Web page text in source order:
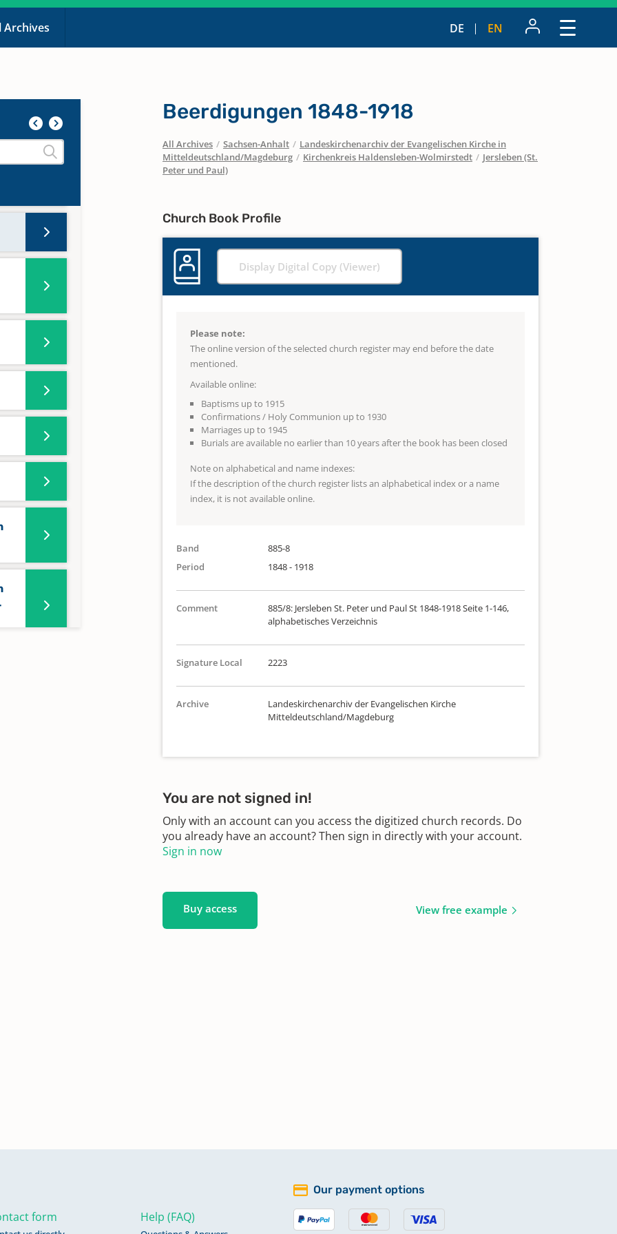
Archives DE EN
Beerdigungen 1848-1918
All Archives / Sachsen-Anhalt / Landeskirchenarchiv der Evangelischen Kirche in
Mitteldeutschland/Magdeburg / Kirchenkreis Haldensleben-Wolmirstedt / Jersleben (St.
Peter und Paul)
Church Book Profile
Display Digital Copy (Viewer)
Please note:
The online version of the selected church register may end before the date
mentioned.
Available online:
Baptisms up to 1915
Confirmations / Holy Communion up to 1930
Marriages up to 1945
Burials are available no earlier than 10 years after the book has been closed
Note on alphabetical and name indexes:
If the description of the church register lists an alphabetical index or a name
index, it is not available online.
Band
885-8
Period
1848 - 1918
Comment
885/8: Jersleben St. Peter und Paul St 1848-1918 Seite 1-146,
alphabetisches Verzeichnis
Signature Local 2223
Archive
Landeskirchenarchiv der Evangelischen Kirche
Mitteldeutschland/Magdeburg
You are not signed in!
Only with an account can you access the digitized church records. Do
you already have an account? Then sign in directly with your account.
Sign in now
Buy access View free example
form Help (FAQ)
Our payment options